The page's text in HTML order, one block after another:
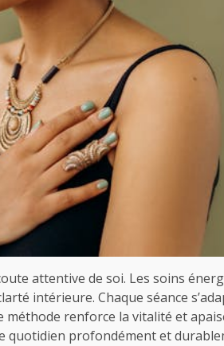
attentive de soi. Les soins
intérieure. Chaque séance
renforce la vitalité et
quotidien profondément et